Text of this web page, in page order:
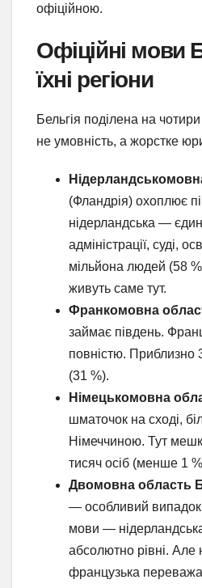
офіційною.
Офіційні мови
їхні регіони
Бельгія поділена на
не умовність, а жорстке
(Фландрія) охоплює
нідерландська —
адміністрації, суді,
мільйона людей (58 %
живуть саме тут.
Франкомовна
займає південь.
повністю. Приблизно
(31 %).
Німецькомовна
шматочок на сході,
Німеччиною. Тут
тисяч осіб (менше 1
Двомовна область
— особливий
мови —
абсолютно рівні. Але
французька